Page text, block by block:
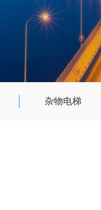
杂物电梯